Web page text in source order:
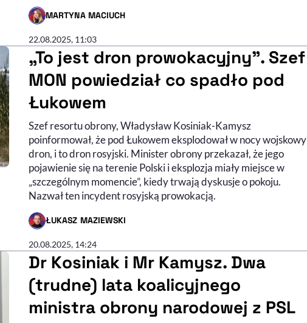
MARTYNA MACIUCH
- AUTOR ARTYKUŁU - PROFIL
22.08.2025, 11:03
„To jest dron prowokacyjny”. Szef
MON powiedział co spadło pod
Łukowem
Szef resortu obrony, Władysław Kosiniak-Kamysz
poinformował, że pod Łukowem eksplodował w nocy wojskowy
dron, i to dron rosyjski. Minister obrony przekazał, że jego
pojawienie się na terenie Polski i eksplozja miały miejsce w
„szczególnym momencie”, kiedy trwają dyskusje o pokoju.
Nazwał ten incydent rosyjską prowokacją.
ŁUKASZ MAZIEWSKI
- AUTOR ARTYKUŁU - PROFIL
20.08.2025, 14:24
Dr Kosiniak i Mr Kamysz. Dwa
(trudne) lata koalicyjnego
ministra obrony narodowej z PSL